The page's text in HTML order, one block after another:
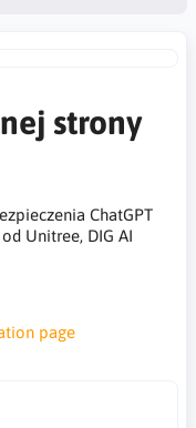
strony
ChatGPT
Unitree, DIG AI
page